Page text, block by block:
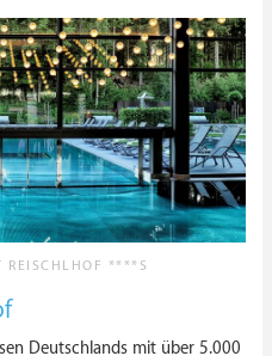
REISCHLHOF ****S
Deutschlands mit über 5.000